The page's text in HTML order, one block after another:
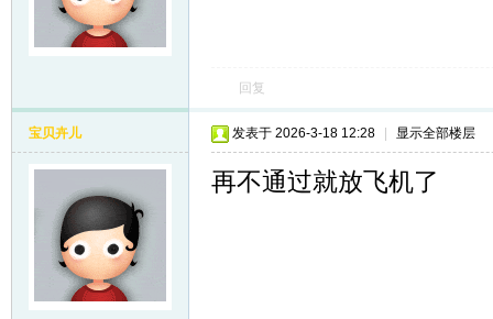
回复
宝贝卉儿 发表于 2026-3-18 12:28 显示全部楼层
再不通过就放飞机了